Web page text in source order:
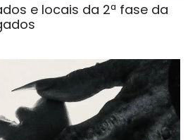
e locais da 2ª fase da